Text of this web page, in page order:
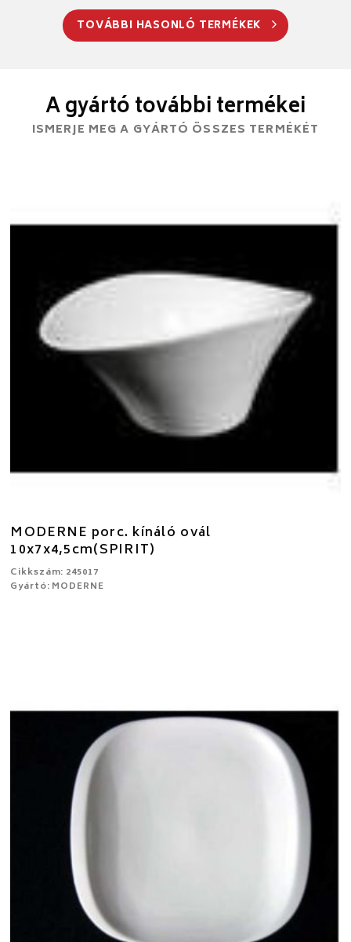
TOVÁBBI HASONLÓ TERMÉKEK
A gyártó további termékei
ISMERJE MEG A GYÁRTÓ ÖSSZES TERMÉKÉT
MODERNE porc. kínáló ovál
10x7x4,5cm(SPIRIT)
Cikkszám: 245017
Gyártó: MODERNE